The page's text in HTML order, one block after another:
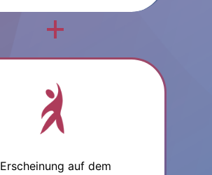
Erscheinung auf dem